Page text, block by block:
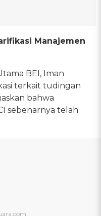
Manajemen
BEI, Iman
terkait tudingan
bahwa
sebenarnya telah